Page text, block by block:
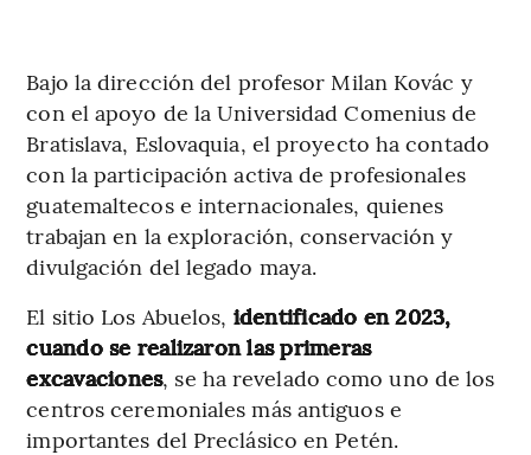
Bajo la dirección del profesor Milan Kovác y
con el apoyo de la Universidad Comenius de
Bratislava, Eslovaquia, el proyecto ha contado
con la participación activa de profesionales
guatemaltecos e internacionales, quienes
trabajan en la exploración, conservación y
divulgación del legado maya.
El sitio Los Abuelos, identificado en 2023,
cuando se realizaron las primeras
excavaciones, se ha revelado como uno de los
centros ceremoniales más antiguos e
importantes del Preclásico en Petén.